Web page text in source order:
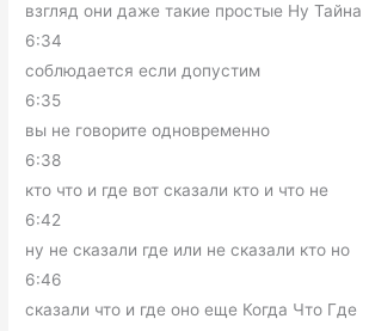
взгляд они даже такие простые Ну Тайна
6:34
соблюдается если допустим
6:35
вы не говорите одновременно
6:38
кто что и где вот сказали кто и что не
6:42
ну не сказали где или не сказали кто но
6:46
сказали что и где оно еще Когда Что Где